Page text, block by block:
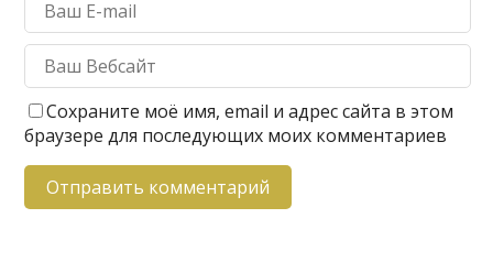
Сохраните моё имя, email и адрес сайта в этом
браузере для последующих моих комментариев